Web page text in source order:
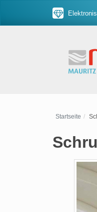
Startseite